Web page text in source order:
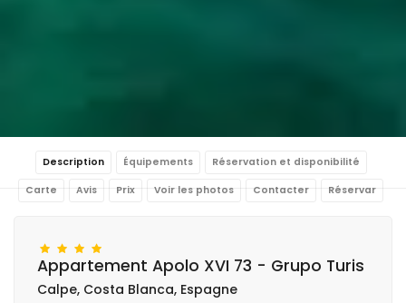
Description Équipements Réservation et disponibilité
Carte Avis Prix Voir les photos Contacter Réservar
Appartement Apolo XVI 73 - Grupo Turis
Calpe, Costa Blanca, Espagne